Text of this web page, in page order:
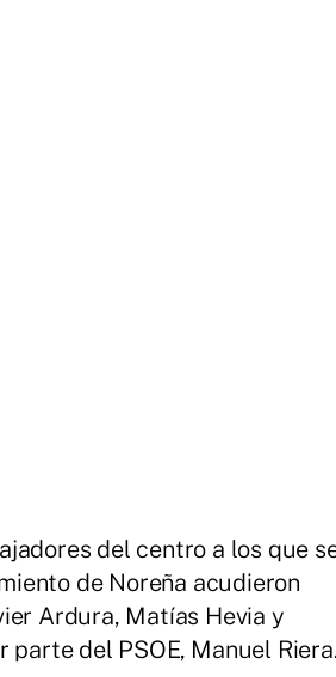
del centro a los que
de Noreña acudieron
Ardura, Matías Hevia y
parte del PSOE, Manuel